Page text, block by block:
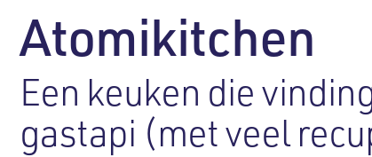
Atomikitchen
Een keuken die
gastapi (met veel